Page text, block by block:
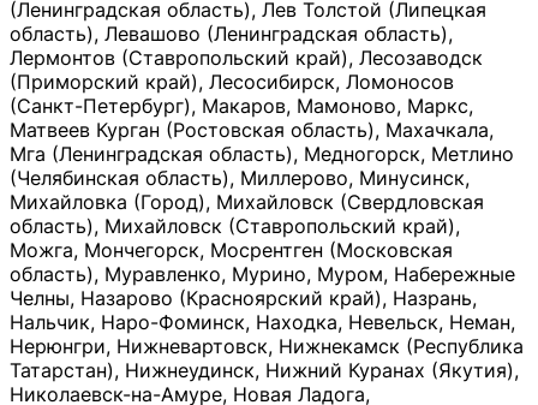
(Ленинградская область), Лев Толстой (Липецкая
область), Левашово (Ленинградская область),
Лермонтов (Ставропольский край), Лесозаводск
(Приморский край), Лесосибирск, Ломоносов
(Санкт-Петербург), Макаров, Мамоново, Маркс,
Матвеев Курган (Ростовская область), Махачкала,
Мга (Ленинградская область), Медногорск, Метлино
(Челябинская область), Миллерово, Минусинск,
Михайловка (Город), Михайловск (Свердловская
область), Михайловск (Ставропольский край),
Можга, Мончегорск, Мосрентген (Московская
область), Муравленко, Мурино, Муром, Набережные
Челны, Назарово (Красноярский край), Назрань,
Нальчик, Наро-Фоминск, Находка, Невельск, Неман,
Нерюнгри, Нижневартовск, Нижнекамск (Республика
Татарстан), Нижнеудинск, Нижний Куранах (Якутия),
Николаевск-на-Амуре, Новая Ладога,